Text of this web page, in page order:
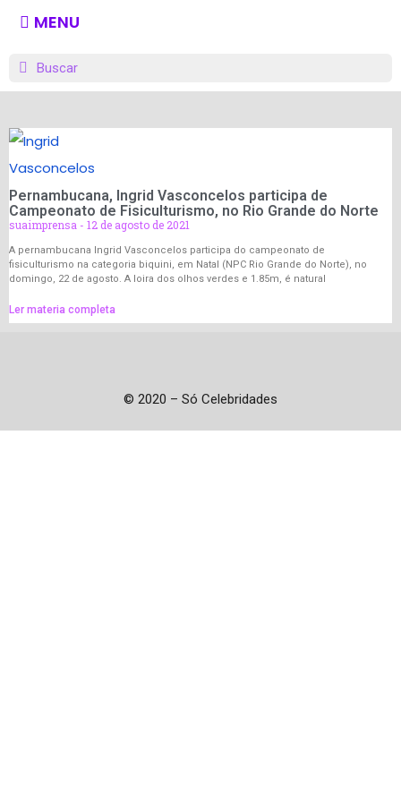
MENU
Pernambucana, Ingrid Vasconcelos participa de
Campeonato de Fisiculturismo, no Rio Grande do Norte
suaimprensa 12 de agosto de 2021
A pernambucana Ingrid Vasconcelos participa do campeonato de
fisiculturismo na categoria biquini, em Natal (NPC Rio Grande do Norte), no
domingo, 22 de agosto. A loira dos olhos verdes e 1.85m, é natural
Ler materia completa
© 2020 – Só Celebridades